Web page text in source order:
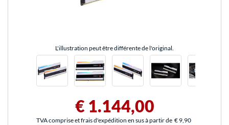
L'illustration peut être différente de l'original.
€ 1.144,00
TVA comprise et frais d'expédition en sus à partir de € 9,90